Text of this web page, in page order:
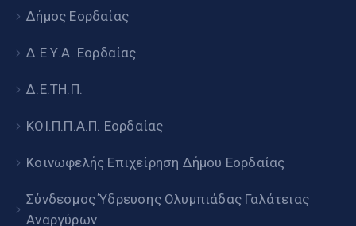
Δήμος Εορδαίας
Δ.Ε.Υ.Α. Εορδαίας
Δ.Ε.ΤΗ.Π.
ΚΟΙ.Π.Π.Α.Π. Εορδαίας
Κοινωφελής Επιχείρηση Δήμου Εορδαίας
Σύνδεσμος Ύδρευσης Ολυμπιάδας Γαλάτειας
Αναργύρων